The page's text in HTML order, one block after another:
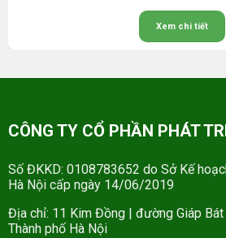
Xem chi tiết
CÔNG TY CỔ PHẦN PHÁT
Số ĐKKD: 0108783652 do Sở Kế
Hà Nội cấp ngày 14/06/2019
Địa chỉ: 11 Kim Đồng | đường Giáp Bát
Thành phố Hà Nội